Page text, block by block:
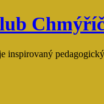
inspirovaný